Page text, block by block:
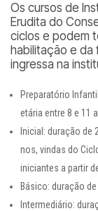
Os cursos de
Erudita do
ciclos e podem
habilitação e da
ingressa na
Preparatório
etária entre 8 e 11
Inicial: duração de
nos, vindas do
iniciantes a partir
Básico: duração
Intermediário: